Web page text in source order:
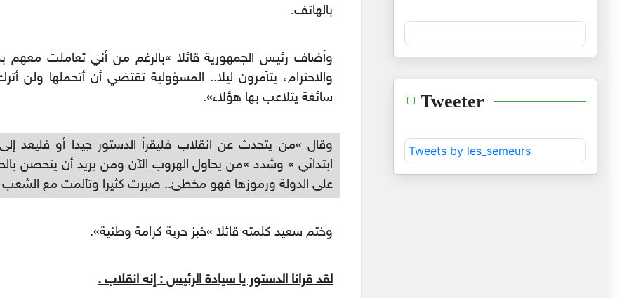
بالهاتف.
وأضاف رئيس الجمهورية قائلا »بالرغم من أني تعاملت معهم
والاحترام، يتآمرون ليلا.. المسؤولية تقتضي أن أتحملها ولن
سائغة يتلاعب بها هؤلاء».
وقال »من يتحدث عن انقلاب فليقرأ الدستور جيدا أو فليعد
ابتدائي » وشدد »من يحاول الهروب الآن ومن يريد أن يتحصن
على الدولة ورموزها فهو مخطئ.. صبرت كثيرا وتألمت مع الشعب
وختم سعيد كلمته قائلا »خبز حرية كرامة وطنية».
لقد قرانا الدستور يا سيادة الرئيس : إنه انقلاب .
Tweeter
Tweets by les_semeurs